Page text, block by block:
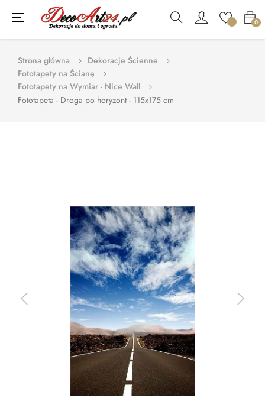
0
Toggle
navigation
☰
Strona główna
Dekoracje Ścienne
Fototapety na Ścianę
Fototapety na Wymiar - Nice Wall
Fototapeta - Droga po horyzont - 115x175 cm